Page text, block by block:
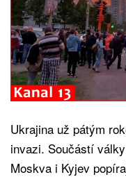
Ukrajina už pátým
invazi. Součástí
Moskva i Kyjev